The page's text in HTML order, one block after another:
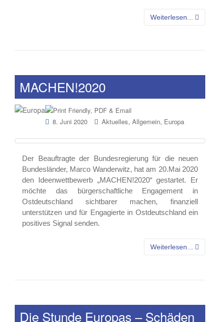
Weiterlesen...
MACHEN!2020
8. Juni 2020 Aktuelles, Allgemein, Europa
Der Beauftragte der Bundesregierung für die neuen
Bundesländer, Marco Wanderwitz, hat am 20.Mai 2020
den Ideenwettbewerb „MACHEN!2020“ gestartet. Er
möchte das bürgerschaftliche Engagement in
Ostdeutschland sichtbarer machen, finanziell
unterstützen und für Engagierte in Ostdeutschland ein
positives Signal senden.
Weiterlesen...
Die Stunde Europas – Schäden